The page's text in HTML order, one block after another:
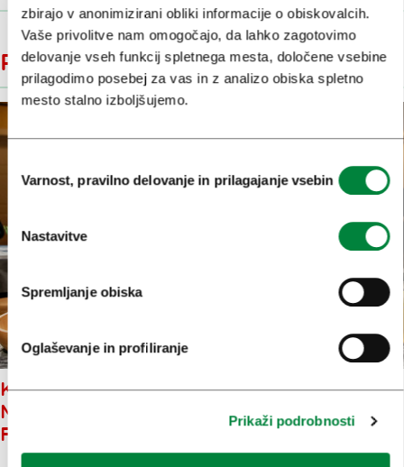
zbirajo v anonimizirani obliki informacije o obiskovalcih.
Vaše privolitve nam omogočajo, da lahko zagotovimo
delovanje vseh funkcij spletnega mesta, določene vsebine
prilagodimo posebej za vas in z analizo obiska spletno
mesto stalno izboljšujemo.
soglasja
Varnost, pravilno delovanje in prilagajanje vsebin
Nastavitve
Spremljanje obiska
Oglaševanje in profiliranje
Prikaži podrobnosti
Prireditve v Ljubljani
KULINARIČNI DOGODEK
MESECA: NOVEMBER GOURMET
FINALE